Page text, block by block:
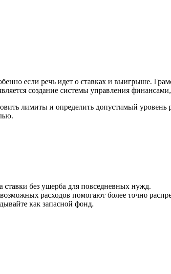
если речь идет о ставках и выигрыше.
создание системы управления
лимиты и определить допустимый
ставки без ущерба для повседневных нужд.
расходов помогают более точно
как запасной фонд.